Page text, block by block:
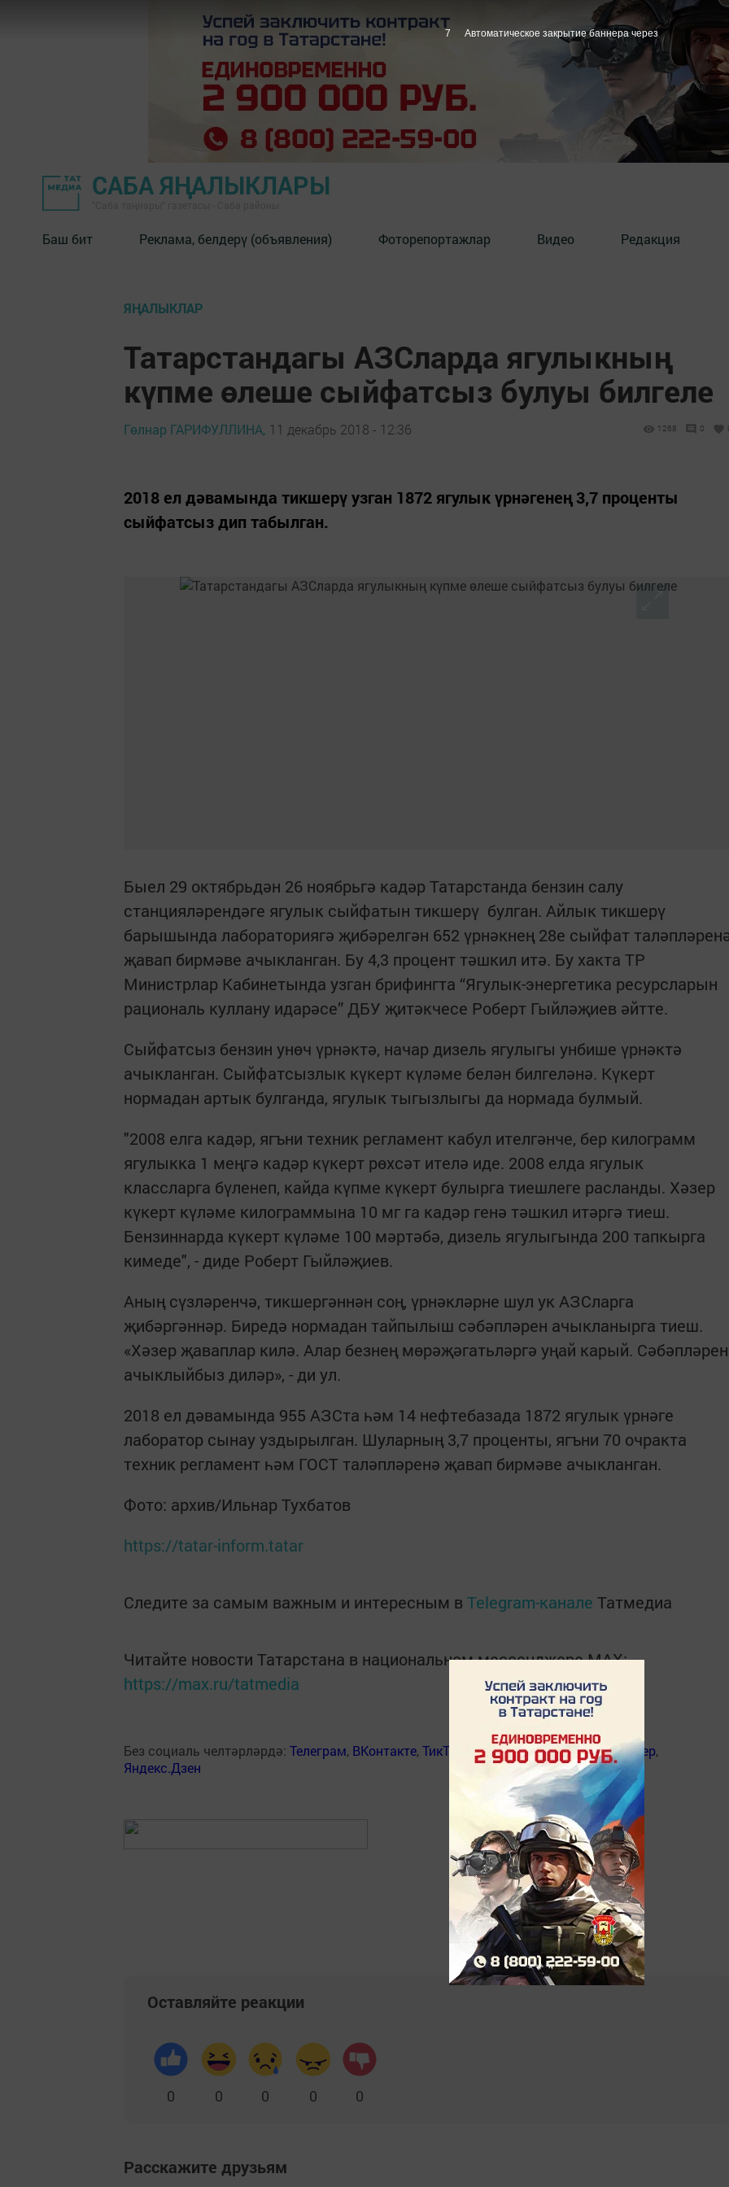
САБА ЯҢАЛЫКЛАРЫ
Баш бит Реклама, белдерү (объявления) Фоторепортажлар Видео Редакция
ЯҢАЛЫКЛАР
Татарстандагы АЗСларда ягулыкның
күпме өлеше сыйфатсыз булуы билгеле
Гөлнар ГАРИФУЛЛИНА, 11 декабрь 2018 - 12:36 1268 0
2018 ел дәвамында тикшерү узган 1872 ягулык үрнәгенең 3,7 проценты
сыйфатсыз дип табылган.
Быел 29 октябрьдән 26 ноябрьгә кадәр Татарстанда бензин салу
станцияләрендәге ягулык сыйфатын тикшерү булган. Айлык тикшерү
барышында лабораториягә җибәрелгән 652 үрнәкнең 28е сыйфат
җавап бирмәве ачыкланган. Бу 4,3 процент тәшкил итә. Бу хакта ТР
Министрлар Кабинетында узган брифингта “Ягулык-энергетика ресурсларын
рациональ куллану идарәсе” ДБУ җитәкчесе Роберт Гыйләҗиев әйтте.
Сыйфатсыз бензин унөч үрнәктә, начар дизель ягулыгы унбише үрнәктә
ачыкланган. Сыйфатсызлык күкерт күләме белән билгеләнә. Күкерт
нормадан артык булганда, ягулык тыгызлыгы да нормада булмый.
"2008 елга кадәр, ягъни техник регламент кабул ителгәнче, бер килограмм
ягулыкка 1 меңгә кадәр күкерт рөхсәт ителә иде. 2008 елда ягулык
классларга бүленеп, кайда күпме күкерт булырга тиешлеге расланды. Хәзер
күкерт күләме килограммына 10 мг га кадәр генә тәшкил итәргә тиеш.
Бензиннарда күкерт күләме 100 мәртәбә, дизель ягулыгында 200 тапкырга
кимеде", - диде Роберт Гыйләҗиев.
Аның сүзләренчә, тикшергәннән соң, үрнәкләрне шул ук АЗСларга
җибәргәннәр. Биредә нормадан тайпылыш сәбәпләрен ачыкланырга тиеш.
«Хәзер җаваплар килә. Алар безнең мөрәҗәгатьләргә уңай карый. Сәбәпләрен
ачыклыйбыз диләр», - ди ул.
2018 ел дәвамында 955 АЗСта һәм 14 нефтебазада 1872 ягулык үрнәге
лаборатор сынау уздырылган. Шуларның 3,7 проценты, ягъни 70 очракта
техник регламент һәм ГОСТ таләпләренә җавап бирмәве ачыкланган.
Фото: архив/Ильнар Тухбатов
https://tatar-inform.tatar
Следите за самым важным и интересным в Telegram-канале Татмедиа
Читайте новости Татарстана в национальном мессенджере MАХ:
https://max.ru/tatmedia
Без социаль челтәрләрдә: Телеграм, ВКонтакте,ТикТок Ютуб,Одноклассники,Твиттер,
Яндекс.Дзен
Оставляйте реакции
0 0 0 0 0
Расскажите друзьям
6 Автоматическое закрытие баннера через